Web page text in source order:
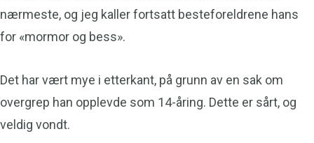
nærmeste, og jeg kaller fortsatt besteforeldrene hans
for «mormor og bess».
Det har vært mye i etterkant, på grunn av en sak om
overgrep han opplevde som 14-åring. Dette er sårt, og
veldig vondt.